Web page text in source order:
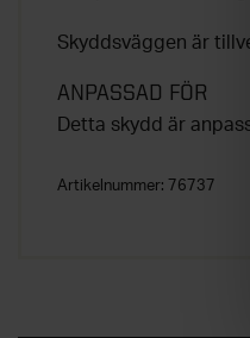
Skyddsväggen är
ANPASSAD FÖR
Detta skydd är
Artikelnummer: 76737